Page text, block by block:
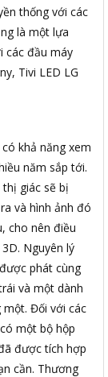
thống với các
là một lựa
các đầu máy
Tivi LED LG
khả năng xem
năm sắp tới.
giác sẽ bị
và hình ảnh đó
cho nên điều
Nguyên lý
phát cùng
và một dành
một. Đối với các
một bộ hộp
được tích hợp
cần. Thương